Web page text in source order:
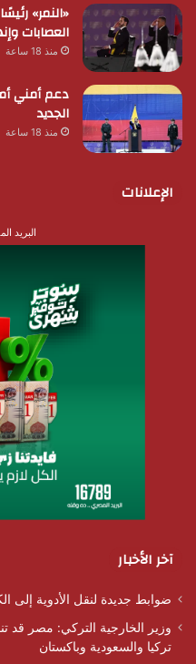
«النمر»
العصابات
منذ 18 ساعة
دعم أمني
الجديد
منذ 18 ساعة
الإعلانات
البريد
آخر الأخبار
ضوابط جديدة لنقل الأدوية إلى
وزير الخارجية التركي: مصر قد
تركيا والسعودية وباكستان